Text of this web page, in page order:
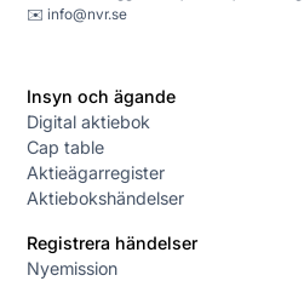
✉️info@nvr.se
Insyn och ägande
Digital aktiebok
Cap table
Aktieägarregister
Aktiebokshändelser
Registrera händelser
Nyemission